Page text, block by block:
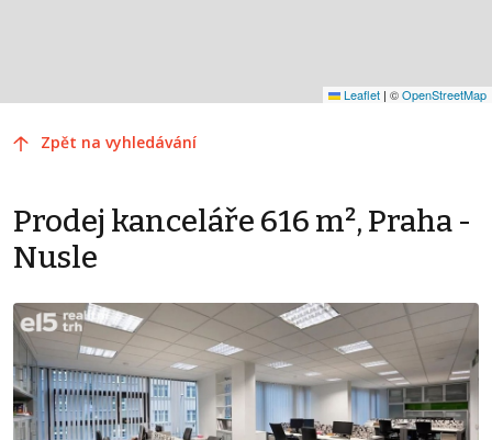
Leaflet | ©OpenStreetMap
Zpět na vyhledávání
Prodej kanceláře 616 m², Praha -
Nusle